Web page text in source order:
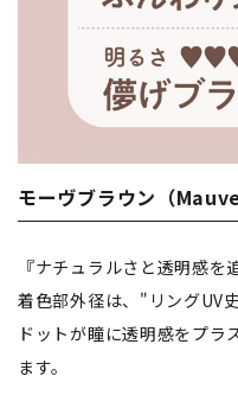
モーヴブラウン（
『ナチュラルさと透明感を
着色部外径は、"リングUV
ドットが瞳に透明感をプラ
ます。